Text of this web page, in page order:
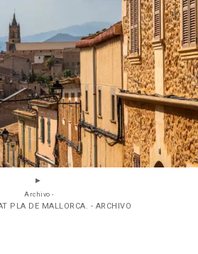
Archivo -
PLA DE MALLORCA. - ARCHIVO